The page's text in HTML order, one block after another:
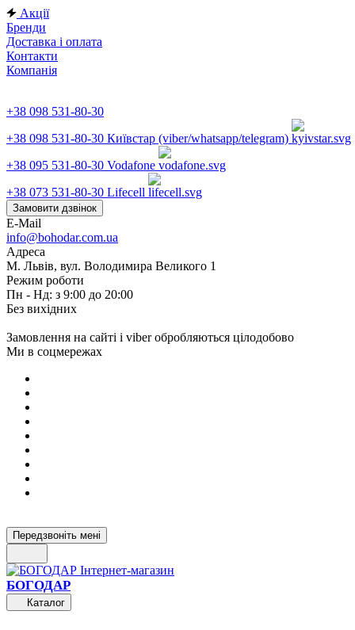
Акції
Бренди
Доставка і оплата
Контакти
Компанія
+38 098 531-80-30
+38 098 531-80-30 Київстар (viber/whatsapp/telegram)
+38 095 531-80-30 Vodafone
+38 073 531-80-30 Lifecell
Замовити дзвінок
E-Mail
info@bohodar.com.ua
Адреса
М. Львів, вул. Володимира Великого 1
Режим роботи
Пн - Нд: з 9:00 до 20:00
Без вихідних
Замовлення на сайті і viber обробляються цілодобово
Ми в соцмережах
Передзвоніть мені
БОГОДАР
Каталог